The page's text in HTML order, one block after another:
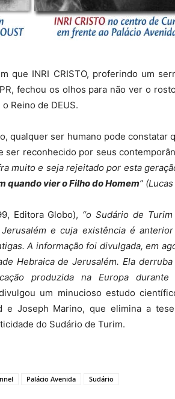
que INRI CRISTO, proferindo um
fechou os olhos para não ver o
Reino de DEUS.
qualquer ser humano pode constatar
ser reconhecido por seus
muito e seja rejeitado por esta
quando vier o Filho do Homem”
Editora Globo), “o Sudário de
e cuja existência é
A informação foi divulgada, em
Hebraica de Jerusalém. Ela
produzida na Europa durante
um minucioso estudo
e Joseph Marino, que elimina a
do Sudário de Turim.
Palácio Avenida Sudário